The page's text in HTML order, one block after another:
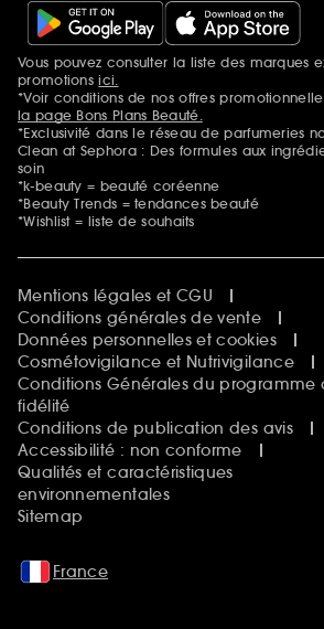
Mentions additionnelles
Vous pouvez consulter la liste des marques
promotionsici.
*Voir conditions de nos offres
la page Bons Plans Beauté.
*Exclusivité dans le réseau de parfumeries
Clean at Sephora : Des formules aux
soin
*k-beauty = beauté coréenne
*Beauty Trends = tendances beauté
*Wishlist = liste de souhaits
Mentions légales et CGU
Conditions générales de vente
Données personnelles et cookies
Cosmétovigilance et Nutrivigilance
Conditions Générales du programme
fidélité
Conditions de publication des avis
Accessibilité : non conforme
Qualités et caractéristiques
environnementales
Sitemap
France